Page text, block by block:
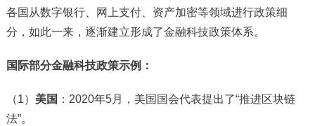
各国从数字银行、网上支付、资产加密等领域进行政策细
分，如此一来，逐渐建立形成了金融科技政策体系。
国际部分金融科技政策示例：
（1） 美国 ：2020年5月，美国国会代表提出了“推进区块链
法”。